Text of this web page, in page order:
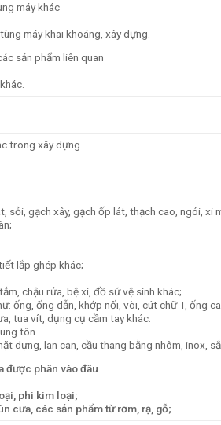
máy khác
máy khai khoáng, xây dựng.
sản phẩm liên quan
trong xây dựng
sỏi, gạch xây, gạch ốp lát, thạch cao, ngói, xi
lắp ghép khác;
chậu rửa, bệ xí, đồ sứ vệ sinh khác;
ống, ống dẫn, khớp nối, vòi, cút chữ T, ống
tua vít, dụng cụ cầm tay khác.
tôn.
dựng, lan can, cầu thang bằng nhôm, inox,
được phân vào đâu
phi kim loại;
cưa, các sản phẩm từ rơm, rạ, gỗ;